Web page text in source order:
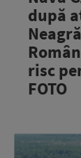
după
risc
FOTO